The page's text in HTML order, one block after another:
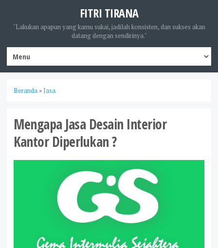
FITRI TIRANA
"Lakukan apapun yang kamu sukai, jadilah konsisten, dan sukses akan
datang dengan sendirinya."
Beranda »Jasa
Mengapa Jasa Desain Interior
Kantor Diperlukan ?